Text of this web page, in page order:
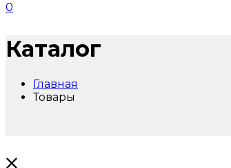
0
Каталог
Главная
Товары